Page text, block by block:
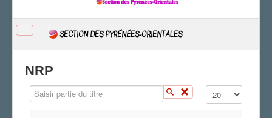
BASCULER
NAVIGATION
SECTION DES PYRÉNÉES-ORIENTALES
Actions
CSAL
NRP
Saisir partie du titre Affichage #